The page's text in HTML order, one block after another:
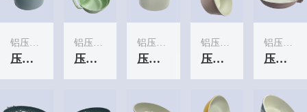
铝压铸服务
压铸汤锅
铝压铸服务
压铸汤锅
铝压铸服务
压铸汤锅
铝压铸服务
压铸汤锅
铝压铸服务
压铸煎锅